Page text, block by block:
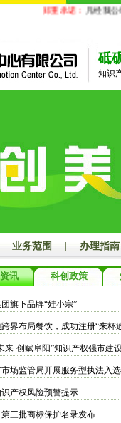
郑重承诺： 凡经我公
砥
知识
业务范围 办理指南
讯 科创政策
旗下品牌“娃小宗”
跨界布局餐饮，成功注册“来杯
来·创赋阜阳”知识产权强市建
场监管局开展服务型执法入
产权风险预警提示
三批商标保护名录发布